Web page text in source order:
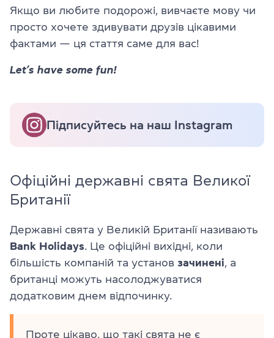
Якщо ви любите подорожі, вивчаєте мову чи
просто хочете здивувати друзів цікавими
фактами — ця стаття саме для вас!
Let’s have some fun!
Підписуйтесь на наш Instagram
Офіційні державні свята Великої
Британії
Державні свята у Великій Британії називають
Bank Holidays . Це офіційні вихідні, коли
більшість компаній та установ зачинені , а
британці можуть насолоджуватися
додатковим днем відпочинку.
Проте цікаво, що такі свята не є